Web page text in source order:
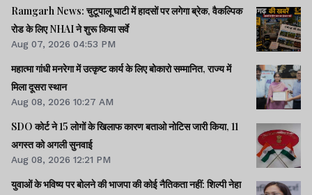
Ramgarh News: चुटूपालू घाटी में हादसों पर लगेगा ब्रेक, वैकल्पिक
रोड के लिए NHAI ने शुरू किया सर्वे
Aug 07, 2026 04:53 PM
महात्मा गांधी मनरेगा में उत्कृष्ट कार्य के लिए बोकारो सम्मानित, राज्य में
मिला दूसरा स्थान
Aug 08, 2026 10:27 AM
SDO कोर्ट ने 15 लोगों के खिलाफ कारण बताओ नोटिस जारी किया, 11
अगस्त को अगली सुनवाई
Aug 08, 2026 12:21 PM
युवाओं के भविष्य पर बोलने की भाजपा की कोई नैतिकता नहीं: शिल्पी नेहा